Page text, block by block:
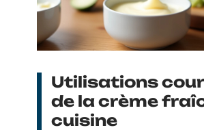
Utilisations
de la crème
cuisine